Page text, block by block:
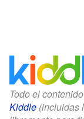
Todo el
Kiddle (incluidas